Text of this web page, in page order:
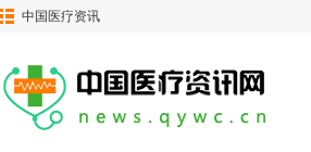
中国医疗资讯